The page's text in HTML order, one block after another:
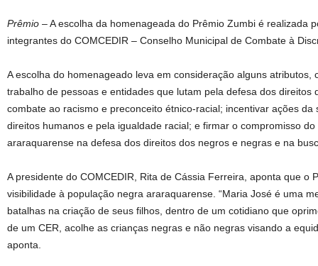
Prêmio – A escolha da homenageada do Prêmio Zumbi é realizada
integrantes do COMCEDIR – Conselho Municipal de Combate à
A escolha do homenageado leva em consideração alguns atributos,
trabalho de pessoas e entidades que lutam pela defesa dos direitos
combate ao racismo e preconceito étnico-racial; incentivar ações da
direitos humanos e pela igualdade racial; e firmar o compromisso
araraquarense na defesa dos direitos dos negros e negras e na
A presidente do COMCEDIR, Rita de Cássia Ferreira, aponta que o
visibilidade à população negra araraquarense. “Maria José é uma
batalhas na criação de seus filhos, dentro de um cotidiano que
de um CER, acolhe as crianças negras e não negras visando a
aponta.